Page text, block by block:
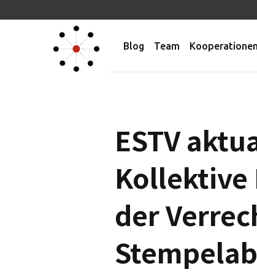
Blog Team Kooperationen
ESTV
Kollektive
der